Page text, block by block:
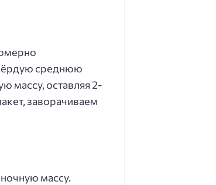
среднюю
массу, оставляя 2-
заворачиваем
массу.